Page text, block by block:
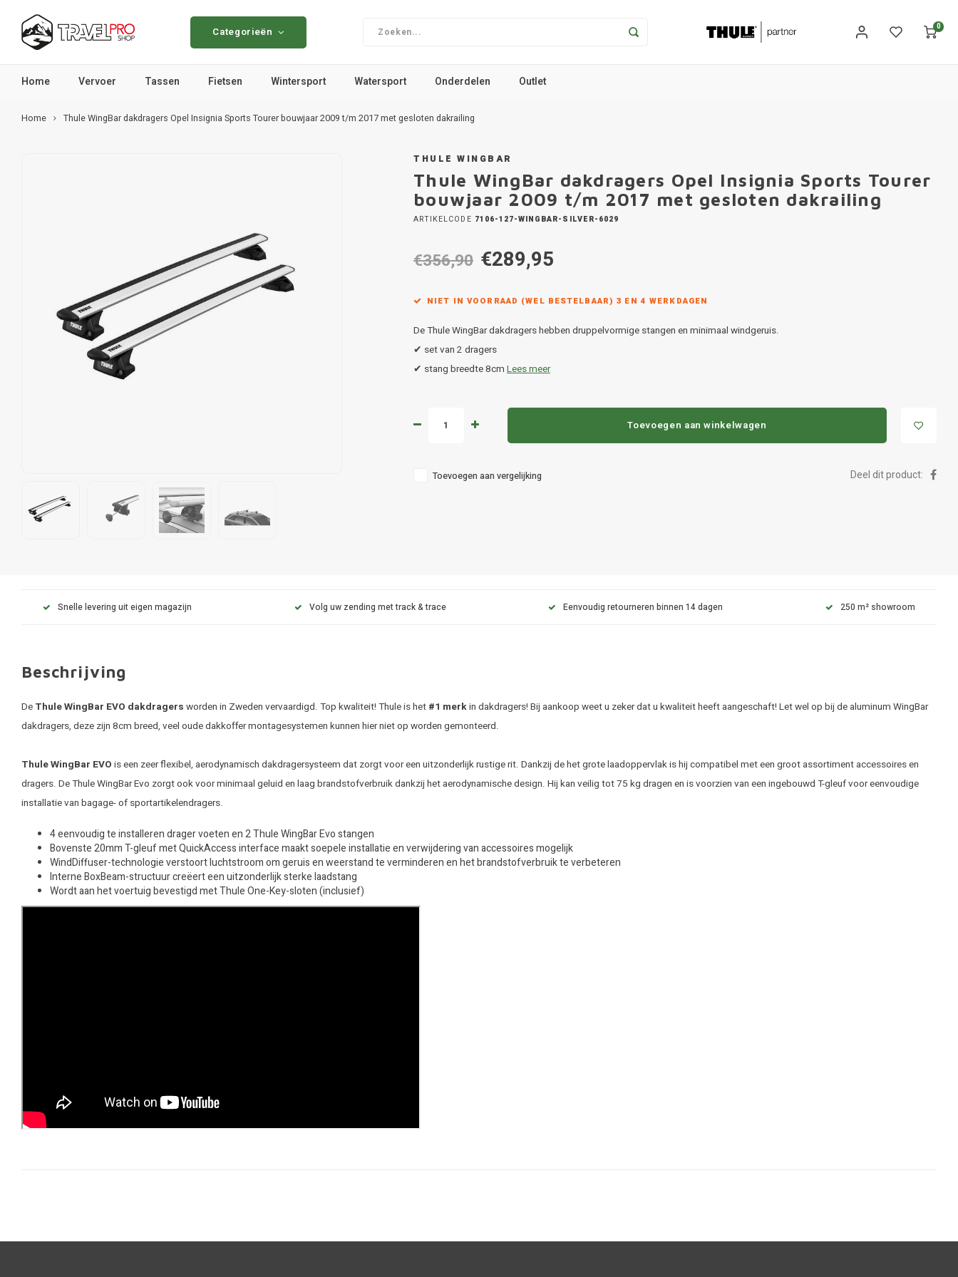
Categorieën 0
Home Vervoer Tassen Fietsen Wintersport Watersport Onderdelen Outlet
Home Thule WingBar dakdragers Opel Insignia Sports Tourer bouwjaar 2009 t/m 2017 met gesloten dakrailing
THULE WINGBAR
Thule WingBar dakdragers Opel Insignia Sports Tourer
bouwjaar 2009 t/m 2017 met gesloten dakrailing
ARTIKELCODE 7106-127-WINGBAR-SILVER-6029
€356,90 €289,95
NIET IN VOORRAAD (WEL BESTELBAAR) 3 EN 4 WERKDAGEN
De Thule WingBar dakdragers hebben druppelvormige stangen en minimaal windgeruis.
✔ set van 2 dragers
✔ stang breedte 8cm Lees meer
Toevoegen aan winkelwagen
Toevoegen aan vergelijking Deel dit product:
Snelle levering uit eigen magazijn Volg uw zending met track & trace Eenvoudig retourneren binnen 14 dagen 250 m² showroom
Beschrijving
De Thule WingBar EVO dakdragers worden in Zweden vervaardigd. Top kwaliteit! Thule is het #1 merkin dakdragers! Bij aankoop weet u zeker dat u kwaliteit heeft aangeschaft! Let wel op bij de aluminum WingBar
dakdragers, deze zijn 8cm breed, veel oude dakkoffer montagesystemen kunnen hier niet op worden gemonteerd.
Thule WingBar EVO is een zeer flexibel, aerodynamisch dakdragersysteem dat zorgt voor een uitzonderlijk rustige rit. Dankzij de het grote laadoppervlak is hij compatibel met een groot assortiment accessoires en
dragers. De Thule WingBar Evo zorgt ook voor minimaal geluid en laag brandstofverbruik dankzij het aerodynamische design. Hij kan veilig tot 75 kg dragen en is voorzien van een ingebouwd T-gleuf voor eenvoudige
installatie van bagage- of sportartikelendragers.
4 eenvoudig te installeren drager voeten en 2 Thule WingBar Evo stangen
Bovenste 20mm T-gleuf met QuickAccess interface maakt soepele installatie en verwijdering van accessoires mogelijk
WindDiffuser-technologie verstoort luchtstroom om geruis en weerstand te verminderen en het brandstofverbruik te verbeteren
Interne BoxBeam-structuur creëert een uitzonderlijk sterke laadstang
Wordt aan het voertuig bevestigd met Thule One-Key-sloten (inclusief)